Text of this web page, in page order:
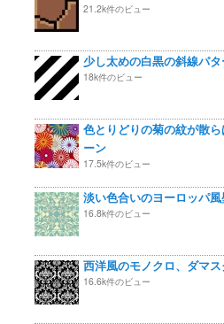
21.2k件のビュー
少し太めの白黒の斜線パ
18k件のビュー
色とりどりの菊の紋が散
ーン
17.5k件のビュー
淡い色合いのヨーロッパ
16.8k件のビュー
西洋風のモノクロ、ダマ
16.6k件のビュー